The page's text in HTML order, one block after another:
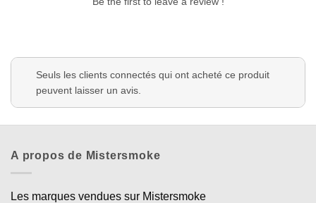
Seuls les clients connectés qui ont acheté ce produit
peuvent laisser un avis.
A propos de Mistersmoke
Les marques vendues sur Mistersmoke